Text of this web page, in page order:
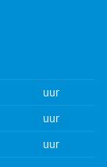
uur
uur
uur